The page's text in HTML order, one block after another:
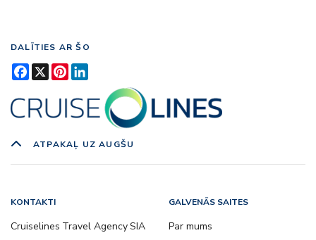
DALĪTIES AR ŠO
Facebook
X Pinterest
ATPAKAĻ UZ AUGŠU
KONTAKTI
Cruiselines Travel Agency SIA
GALVENĀS SAITES
Par mums